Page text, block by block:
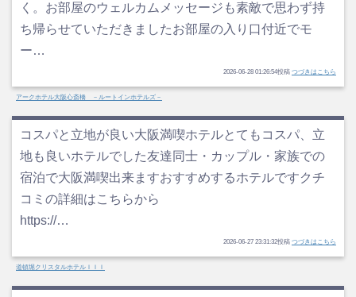
く。お部屋のウェルカムメッセージも素敵で思わず持
ち帰らせていただきましたお部屋の入り口付近でモ
ー…
2026-06-28 01:26:54投稿 つづきはこちら
アークホテル大阪心斎橋 －ルートインホテルズ－
コスパと立地が良い大阪満喫ホテルとてもコスパ、立
地も良いホテルでした友達同士・カップル・家族での
宿泊で大阪満喫出来ますおすすめするホテルですクチ
コミの詳細はこちらから
https://…
2026-06-27 23:31:32投稿 つづきはこちら
道頓堀クリスタルホテルＩＩＩ